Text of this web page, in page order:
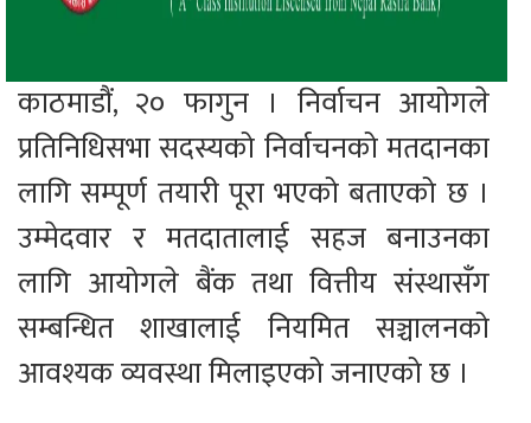
काठमाडौं, २० फागुन । निर्वाचन आयोगले
प्रतिनिधिसभा सदस्यको निर्वाचनको मतदानका
लागि सम्पूर्ण तयारी पूरा भएको बताएको छ ।
उम्मेदवार र मतदातालाई सहज बनाउनका
लागि आयोगले बैंक तथा वित्तीय संस्थासँग
सम्बन्धित शाखालाई नियमित सञ्चालनको
आवश्यक व्यवस्था मिलाइएको जनाएको छ ।